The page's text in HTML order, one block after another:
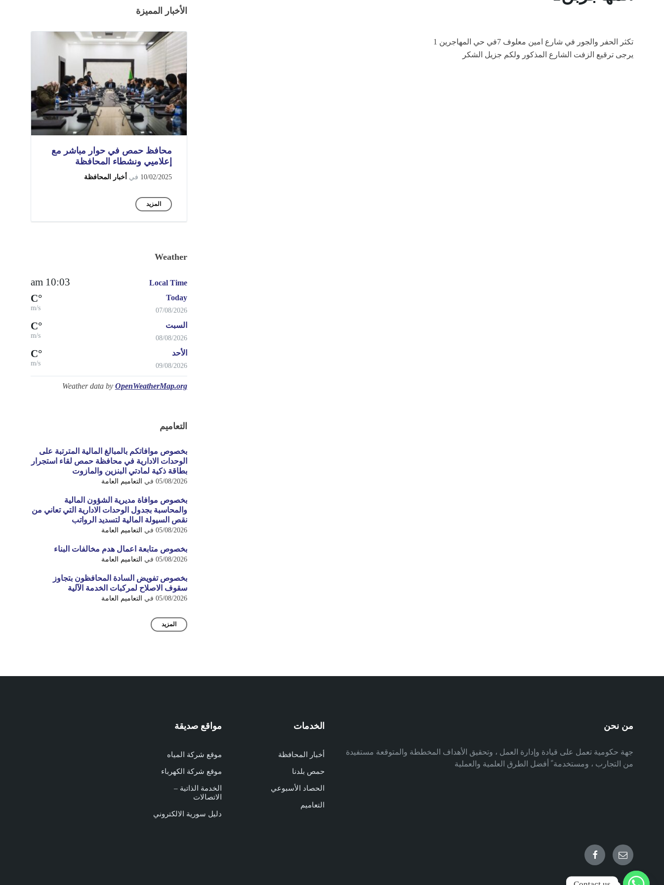
تكثر الحفر والجور في شارع امين معلوف 7في حي المهاجرين 1
يرجى ترقيع الزفت الشارع المذكور ولكم جزيل الشكر
الأخبار المميزة
محافظ حمص في حوار مباشر مع
إعلاميي ونشطاء المحافظة
10/02/2025 في أخبار المحافظة
المزيد
Weather
Local Time
10:03 am
Today
07/08/2026
°C
m/s
السبت
08/08/2026
°C
m/s
الأحد
09/08/2026
°C
m/s
Weather data by OpenWeatherMap.org
التعاميم
بخصوص موافاتكم بالمبالغ المالية المترتبة على
الوحدات الادارية في محافظة حمص لقاء استجرار
بطاقة ذكية لمادتي البنزين والمازوت
05/08/2026 في التعاميم العامة
بخصوص موافاة مديرية الشؤون المالية
والمحاسبة بجدول الوحدات الادارية التي تعاني من
نقص السيولة المالية لتسديد الرواتب
05/08/2026 في التعاميم العامة
بخصوص متابعة اعمال هدم مخالفات البناء
05/08/2026 في التعاميم العامة
بخصوص تفويض السادة المحافظون بتجاوز
سقوف الاصلاح لمركبات الخدمة الآلية
05/08/2026 في التعاميم العامة
المزيد
من نحن
جهة حكومية تعمل على قيادة وإدارة العمل ، وتحقيق الأهداف المخططة والمتوقعة مستفيدة
من التجارب ، ومستخدمة ً أفضل الطرق العلمية والعملية
الخدمات
أخبار المحافظة
حمص بلدنا
الحصاد الأسبوعي
التعاميم
مواقع صديقة
موقع شركة المياه
موقع شركة الكهرباء
الخدمة الذاتية –
الاتصالات
دليل سورية الالكتروني
Email
Facebook